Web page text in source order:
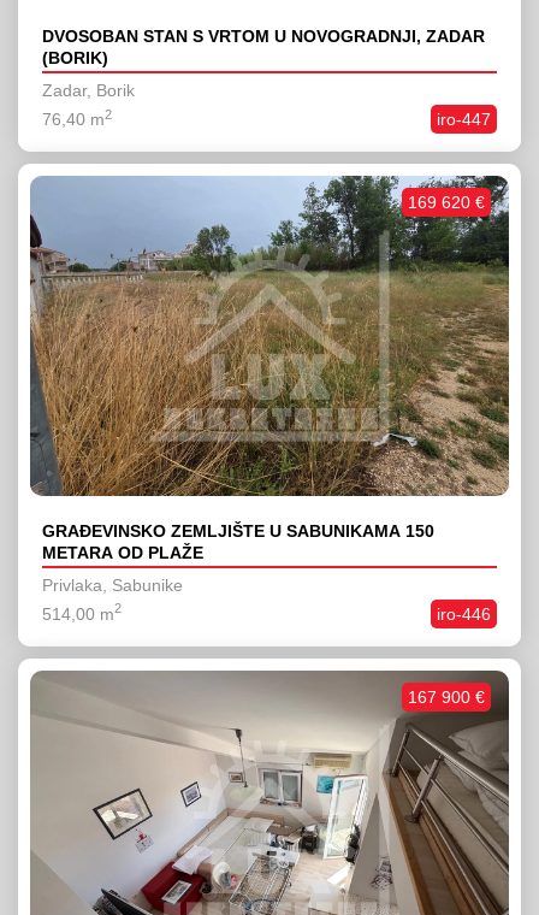
DVOSOBAN STAN S VRTOM U NOVOGRADNJI, ZADAR
(BORIK)
Zadar, Borik
iro-447
76,40 m2
GRAĐEVINSKO ZEMLJIŠTE U SABUNIKAMA 150
METARA OD PLAŽE
Privlaka, Sabunike
iro-446
514,00 m2
169 620 €
167 900 €